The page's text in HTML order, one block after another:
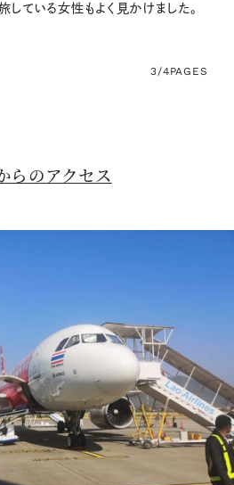
ている女性もよく見かけました。
3/4PAGES
らのアクセス